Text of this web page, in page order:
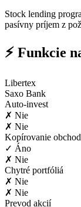
Stock lending
pasívny príjem z
⚡ Funkcie
Libertex
Saxo Bank
Auto-invest
✗ Nie
✗ Nie
Kopírovanie
✓ Áno
✗ Nie
Chytré portfóliá
✗ Nie
✗ Nie
Prevod akcií